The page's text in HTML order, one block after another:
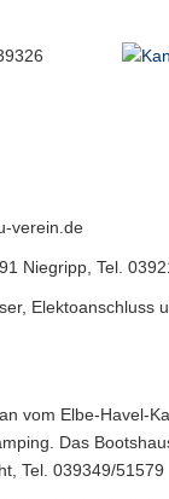
verein.de
Niegripp, Tel.
Elektoanschluss
vom Elbe-Havel-
Das
Tel. 039349/51579